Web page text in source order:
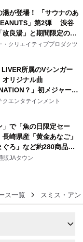
湯が登場！ 「サウナのあ
」第2弾 渋谷
改良湯」と期間限定のコ
ン サウナイキタイコラ
決定！
・クリエイティブプロダクツ
所属のVシンガー
オリジナル曲
？」初メジャー配
定！
エンタテインメント
」で「魚の日限定セー
崎県産「黄金あなご」
ぐろ」など約280商品を
０日の定例企画～
販JAタウン
ス一覧 スミス・ア